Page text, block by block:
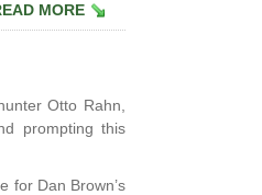
MORE
Otto Rahn,
prompting this
for Dan Brown’s